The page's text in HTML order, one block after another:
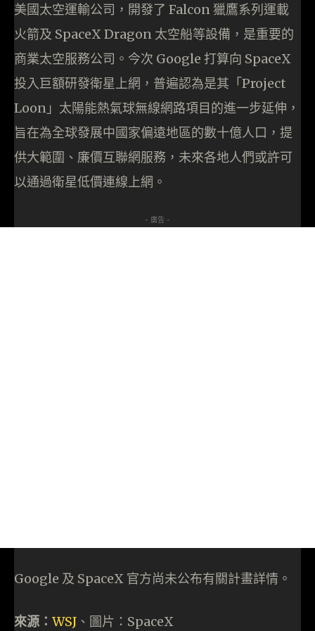
美國太空運輸公司，開發了 Falcon 獵鷹系列運載
火箭及 SpaceX Dragon 太空船等設備，是重要的
商業太空服務公司。今次 Google 打算向 SpaceX
投入巨額研發衛星上網，普遍認為是其「Project
Loon」太陽能熱氣球無線網路項目的進一步延伸，
旨在為全球發展中國家偏遠地區的數十億人口，提
供大範圍、廉價互聯網服務，未來各地人們或許可
以通過衛星低價連線上網。
- 廣告 -
Google 及 SpaceX 官方尚未公布有關計畫詳情。
來源： WSJ 、圖片：SpaceX